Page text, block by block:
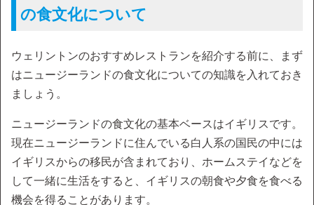
の食文化について
ウェリントンのおすすめレストランを紹介する前に、まず
はニュージーランドの食文化についての知識を入れておき
ましょう。
ニュージーランドの食文化の基本ベースはイギリスです。
現在ニュージーランドに住んでいる白人系の国民の中には
イギリスからの移民が含まれており、ホームステイなどを
して一緒に生活をすると、イギリスの朝食や夕食を食べる
機会を得ることがあります。